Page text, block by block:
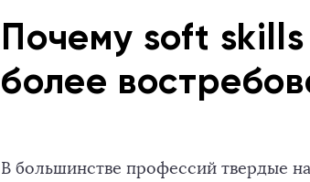
Почему soft skills
более
В большинстве профессий твердые